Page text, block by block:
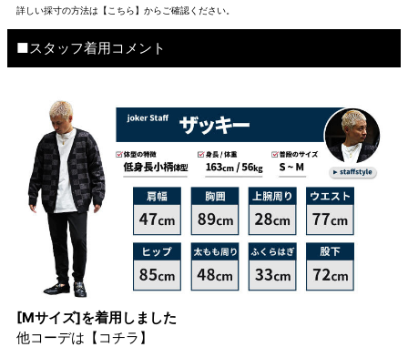
詳しい採寸の方法は 【こちら】から ご確認ください。
■スタッフ着用コメント
[Mサイズ]を着用しました
他コーデは 【コチラ】